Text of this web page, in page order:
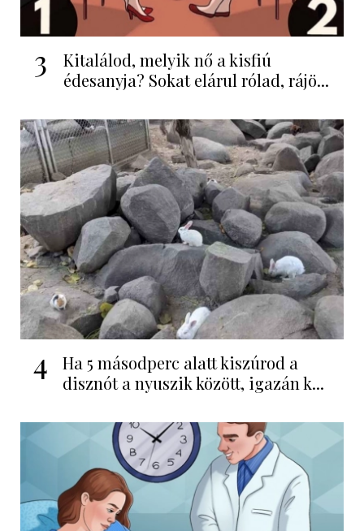
3
Kitalálod, melyik nő a kisfiú
édesanyja? Sokat elárul rólad, rájö...
4
Ha 5 másodperc alatt kiszúrod a
disznót a nyuszik között, igazán k...